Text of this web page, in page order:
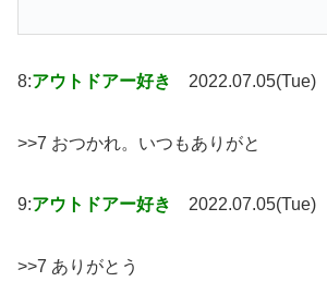
8:アウトドアー好き 2022.07.05(Tue)
>>7 おつかれ。いつもありがと
9:アウトドアー好き 2022.07.05(Tue)
>>7 ありがとう